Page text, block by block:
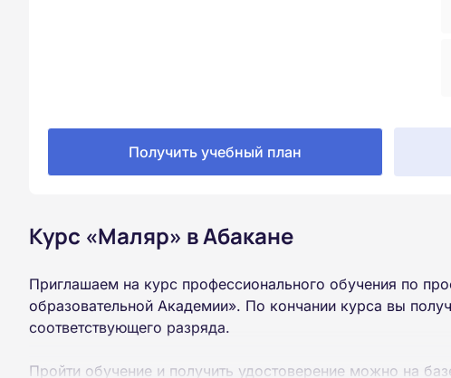
Получить учебный план
Курс «Маляр» в Абакане
Приглашаем на курс профессионального обучения по
образовательной Академии». По кончании курса вы
соответствующего разряда.
Пройти обучение и получить удостоверение можно на